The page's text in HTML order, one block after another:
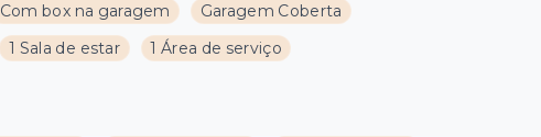
Com box na garagem
Garagem Coberta
1 Sala de estar 1 Área de serviço